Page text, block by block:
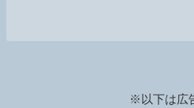
※以下は広